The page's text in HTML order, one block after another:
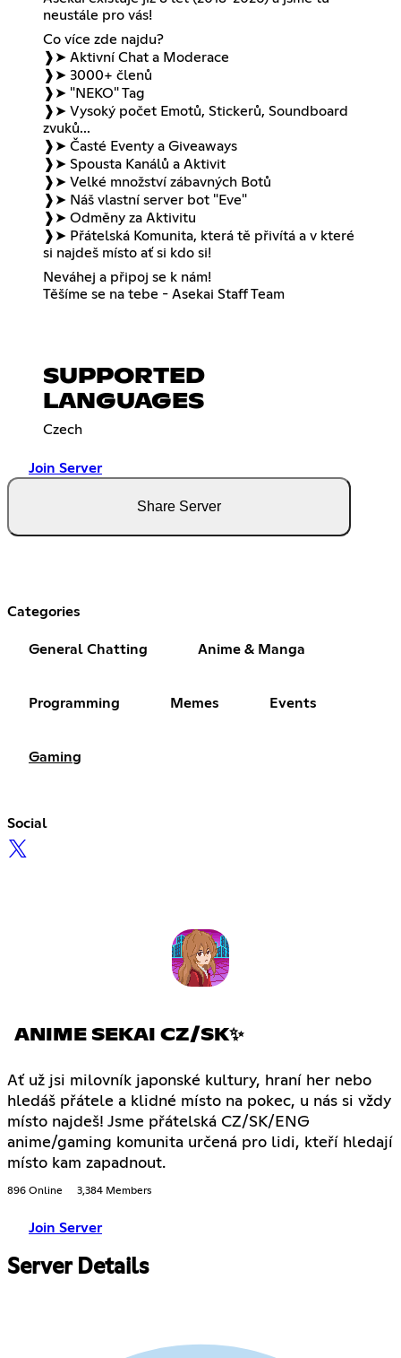
neustále pro vás!
Co více zde najdu?
❱➤ Aktivní Chat a Moderace
❱➤ 3000+ členů
❱➤ "NEKO" Tag
❱➤ Vysoký počet Emotů, Stickerů, Soundboard
zvuků...
❱➤ Časté Eventy a Giveaways
❱➤ Spousta Kanálů a Aktivit
❱➤ Velké množství zábavných Botů
❱➤ Náš vlastní server bot "Eve"
❱➤ Odměny za Aktivitu
❱➤ Přátelská Komunita, která tě přivítá a v které
si najdeš místo ať si kdo si!
Neváhej a připoj se k nám!
Těšíme se na tebe - Asekai Staff Team
SUPPORTED
LANGUAGES
Czech
Join Server
Share Server
Categories
General Chatting Anime & Manga
Programming Memes Events
Gaming
Social
ANIME SEKAI CZ/SK✨
Ať už jsi milovník japonské kultury, hraní her nebo
hledáš přátele a klidné místo na pokec, u nás si vždy
místo najdeš! Jsme přátelská CZ/SK/ENG
anime/gaming komunita určená pro lidi, kteří hledají
místo kam zapadnout.
896 Online 3,384 Members
Join Server
Server Details